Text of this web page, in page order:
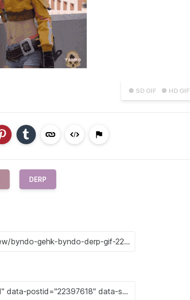
● SD GIF ● HD GIF
DERP